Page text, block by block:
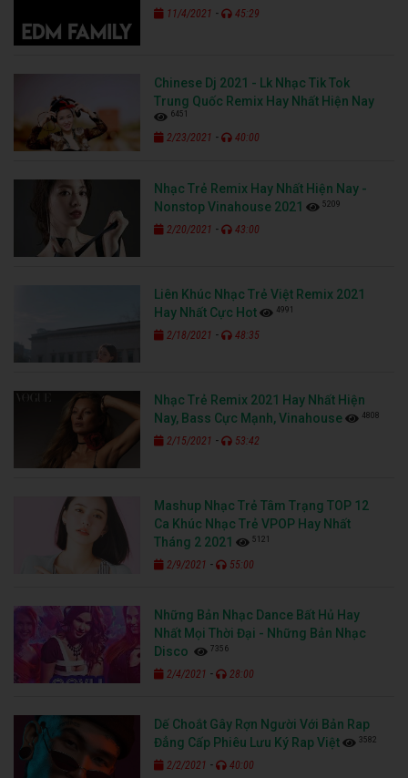
11/4/2021 - 45:29
Chinese Dj 2021 - Lk Nhạc Tik Tok
Trung Quốc Remix Hay Nhất Hiện Nay
6451
2/23/2021 - 40:00
Nhạc Trẻ Remix Hay Nhất Hiện Nay -
Nonstop Vinahouse 2021
5209
2/20/2021 - 43:00
Liên Khúc Nhạc Trẻ Việt Remix 2021
Hay Nhất Cực Hot
4991
2/18/2021 - 48:35
Nhạc Trẻ Remix 2021 Hay Nhất Hiện
Nay, Bass Cực Mạnh, Vinahouse
4808
2/15/2021 - 53:42
Mashup Nhạc Trẻ Tâm Trạng TOP 12
Ca Khúc Nhạc Trẻ VPOP Hay Nhất
Tháng 2 2021
5121
2/9/2021 - 55:00
Những Bản Nhạc Dance Bất Hủ Hay
Nhất Mọi Thời Đại - Những Bản Nhạc
Disco
7356
2/4/2021 - 28:00
Dế Choắt Gây Rợn Người Với Bản Rap
Đẳng Cấp Phiêu Lưu Ký Rap Việt
3582
2/2/2021 - 40:00